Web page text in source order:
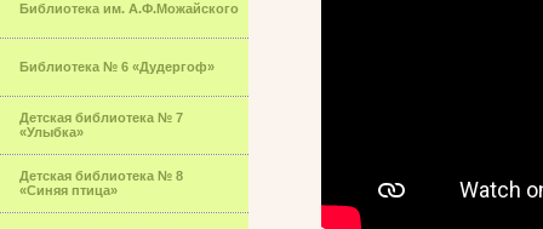
Библиотека им. А.Ф.Можайского
Библиотека № 6 «Дудергоф»
Детская библиотека № 7
«Улыбка»
Детская библиотека № 8
«Синяя птица»